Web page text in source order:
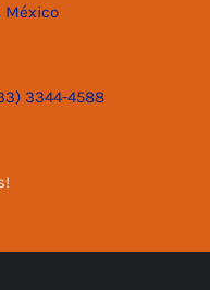
México
3344-4588